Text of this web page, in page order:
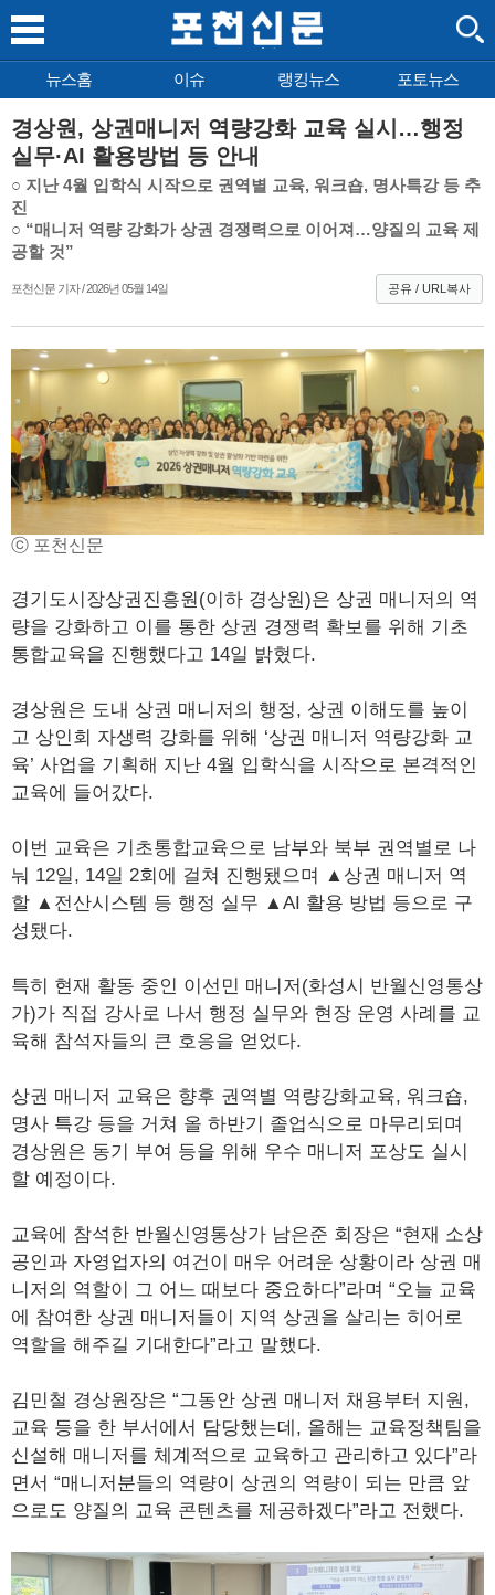
뉴스홈 이슈 랭킹뉴스 포토뉴스
경상원, 상권매니저 역량강화 교육 실시…행정
실무·AI 활용방법 등 안내
○ 지난 4월 입학식 시작으로 권역별 교육, 워크숍, 명사특강 등 추
진
○ “매니저 역량 강화가 상권 경쟁력으로 이어져…양질의 교육 제
공할 것”
포천신문 기자 / 2026년 05월 14일 공유 / URL복사
ⓒ 포천신문
경기도시장상권진흥원(이하 경상원)은 상권 매니저의 역
량을 강화하고 이를 통한 상권 경쟁력 확보를 위해 기초
통합교육을 진행했다고 14일 밝혔다.
경상원은 도내 상권 매니저의 행정, 상권 이해도를 높이
고 상인회 자생력 강화를 위해 ‘상권 매니저 역량강화 교
육’ 사업을 기획해 지난 4월 입학식을 시작으로 본격적인
교육에 들어갔다.
이번 교육은 기초통합교육으로 남부와 북부 권역별로 나
눠 12일, 14일 2회에 걸쳐 진행됐으며 ▲상권 매니저 역
할 ▲전산시스템 등 행정 실무 ▲AI 활용 방법 등으로 구
성됐다.
특히 현재 활동 중인 이선민 매니저(화성시 반월신영통상
가)가 직접 강사로 나서 행정 실무와 현장 운영 사례를 교
육해 참석자들의 큰 호응을 얻었다.
상권 매니저 교육은 향후 권역별 역량강화교육, 워크숍,
명사 특강 등을 거쳐 올 하반기 졸업식으로 마무리되며
경상원은 동기 부여 등을 위해 우수 매니저 포상도 실시
할 예정이다.
교육에 참석한 반월신영통상가 남은준 회장은 “현재 소상
공인과 자영업자의 여건이 매우 어려운 상황이라 상권 매
니저의 역할이 그 어느 때보다 중요하다”라며 “오늘 교육
에 참여한 상권 매니저들이 지역 상권을 살리는 히어로
역할을 해주길 기대한다”라고 말했다.
김민철 경상원장은 “그동안 상권 매니저 채용부터 지원,
교육 등을 한 부서에서 담당했는데, 올해는 교육정책팀을
신설해 매니저를 체계적으로 교육하고 관리하고 있다”라
면서 “매니저분들의 역량이 상권의 역량이 되는 만큼 앞
으로도 양질의 교육 콘텐츠를 제공하겠다”라고 전했다.